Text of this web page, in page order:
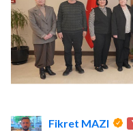
Fikret MAZI